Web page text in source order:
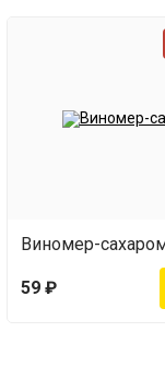
Виномер-
59 ₽